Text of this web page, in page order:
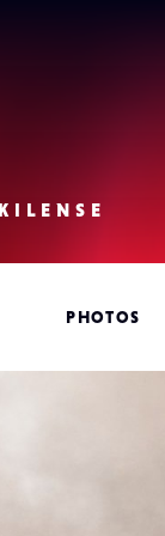
PHOTOS